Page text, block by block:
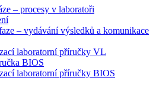
– procesy v laboratoři
– vydávání výsledků a komunikace
laboratorní příručky VL
BIOS
laboratorní příručky BIOS